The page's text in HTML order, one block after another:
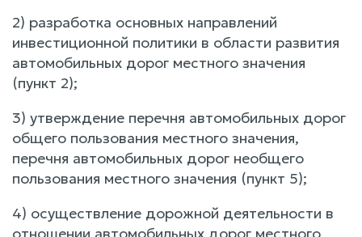
2) разработка основных направлений
инвестиционной политики в области развития
автомобильных дорог местного значения
(пункт 2);
3) утверждение перечня автомобильных дорог
общего пользования местного значения,
перечня автомобильных дорог необщего
пользования местного значения (пункт 5);
4) осуществление дорожной деятельности в
отношении автомобильных дорог местного